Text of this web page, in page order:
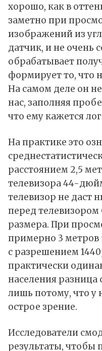
хорошо, как в
заметно при
изображений из
датчик, и не очень
обрабатывает
формирует то, что
На самом деле он
нас, заполняя
что ему кажется
На практике это
расстоянием 2,5
телевизора 44-
телевизор не даст
перед телевизором
размера. При
примерно 3
с разрешением
практически
населения разница
лишь потому, что у
острое зрение.
Исследователи
результаты, чтобы